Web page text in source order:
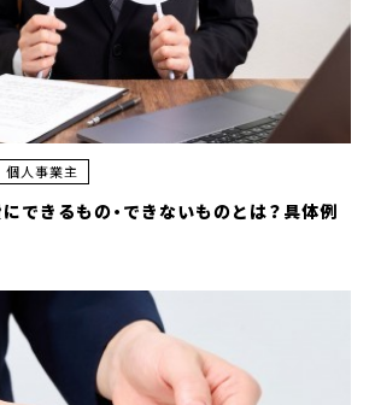
個人事業主
できるもの・できないものとは？具体例